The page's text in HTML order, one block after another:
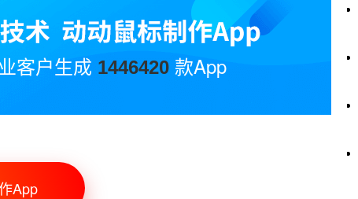
客户生成 1446420 款App
App